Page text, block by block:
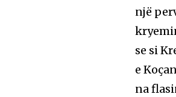
një
se si
e
na